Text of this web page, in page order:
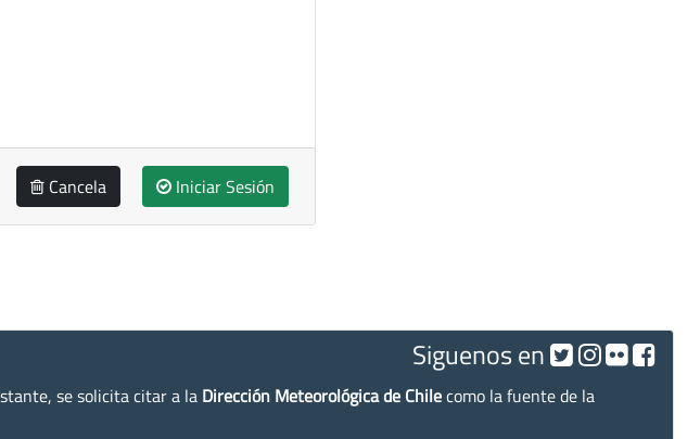
Cancela Iniciar Sesión
Siguenos en
se solicita citar a la Dirección Meteorológica de Chilecomo la fuente de la